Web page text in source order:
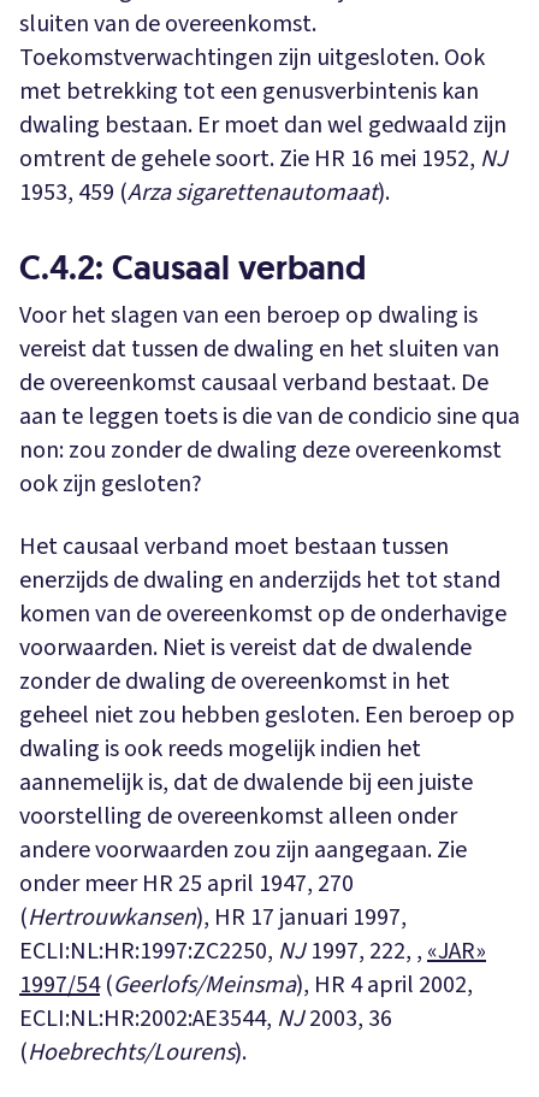
sluiten van de overeenkomst.
Toekomstverwachtingen zijn uitgesloten. Ook
met betrekking tot een genusverbintenis kan
dwaling bestaan. Er moet dan wel gedwaald zijn
omtrent de gehele soort. Zie HR 16 mei 1952, NJ
1953, 459 (Arza sigarettenautomaat).
C.4.2: Causaal verband
Voor het slagen van een beroep op dwaling is
vereist dat tussen de dwaling en het sluiten van
de overeenkomst causaal verband bestaat. De
aan te leggen toets is die van de condicio sine qua
non: zou zonder de dwaling deze overeenkomst
ook zijn gesloten?
Het causaal verband moet bestaan tussen
enerzijds de dwaling en anderzijds het tot stand
komen van de overeenkomst op de onderhavige
voorwaarden. Niet is vereist dat de dwalende
zonder de dwaling de overeenkomst in het
geheel niet zou hebben gesloten. Een beroep op
dwaling is ook reeds mogelijk indien het
aannemelijk is, dat de dwalende bij een juiste
voorstelling de overeenkomst alleen onder
andere voorwaarden zou zijn aangegaan. Zie
onder meer HR 25 april 1947, 270
(Hertrouwkansen), HR 17 januari 1997,
ECLI:NL:HR:1997:ZC2250, NJ1997, 222, ,«JAR»
1997/54(Geerlofs/Meinsma), HR 4 april 2002,
ECLI:NL:HR:2002:AE3544, NJ2003, 36
(Hoebrechts/Lourens).